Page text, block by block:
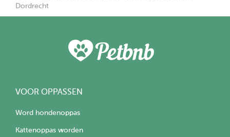
Dordrecht
VOOR OPPASSEN
Word hondenoppas
Kattenoppas worden